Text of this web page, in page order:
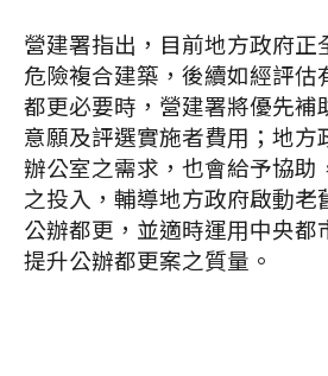
營建署指出，目前地方政府正
危險複合建築，後續如經評估
都更必要時，營建署將優先補
意願及評選實施者費用；地方
辦公室之需求，也會給予協助
之投入，輔導地方政府啟動老
公辦都更，並適時運用中央都
提升公辦都更案之質量。